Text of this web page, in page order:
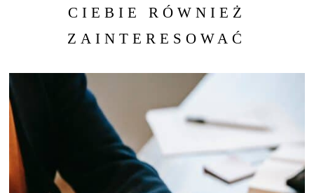
CIEBIE RÓWNIEŻ
ZAINTERESOWAĆ